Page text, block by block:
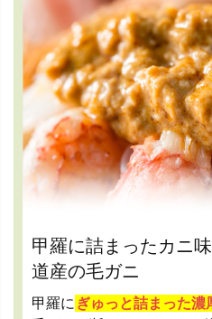
甲羅に詰まったカニ
道産の毛ガニ
甲羅に ぎゅっと詰まった濃